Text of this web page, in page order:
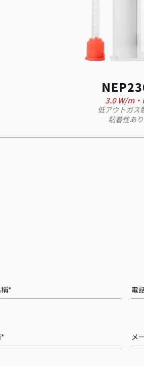
3.0 W/
低アウトガス
粘着性あり